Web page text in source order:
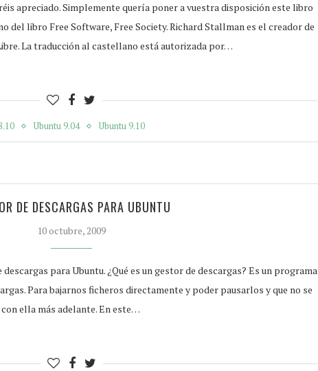
apreciado. Simplemente quería poner a vuestra disposición este libro
del libro Free Software, Free Society. Richard Stallman es el creador de
La traducción al castellano está autorizada por…
Ubuntu 9.04 Ubuntu 9.10
DE DESCARGAS PARA UBUNTU
10 octubre, 2009
para Ubuntu. ¿Qué es un gestor de descargas? Es un programa
Para bajarnos ficheros directamente y poder pausarlos y que no se
ella más adelante. En este…